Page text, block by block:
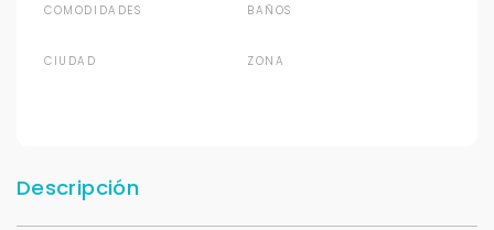
COMODIDADES BAÑOS
CIUDAD ZONA
Descripción